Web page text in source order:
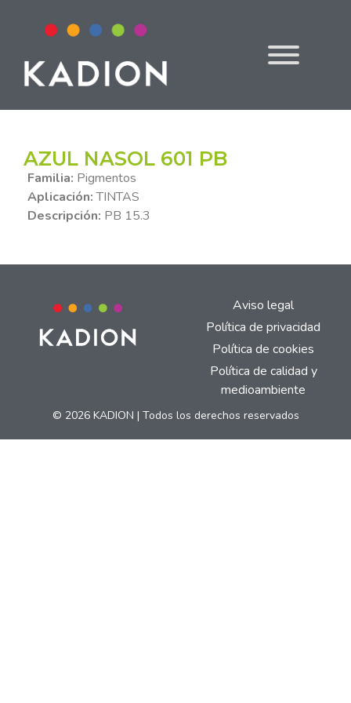
AZUL NASOL 601 PB
Familia: Pigmentos
Aplicación:TINTAS
Descripción: PB 15.3
Aviso legal
Política de privacidad
Política de cookies
Política de calidad y
medioambiente
© 2026 KADION | Todos los derechos reservados